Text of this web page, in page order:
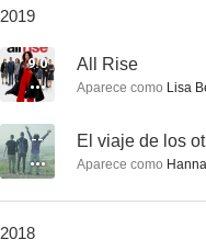
2019
9.0 All Rise
Aparece como Lisa
-- El viaje de los
Aparece como
2018